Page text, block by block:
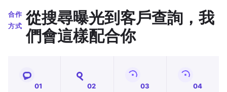
合作
方式 從搜尋曝光到客戶查詢，我
們會這樣配合你
01 02 03 04